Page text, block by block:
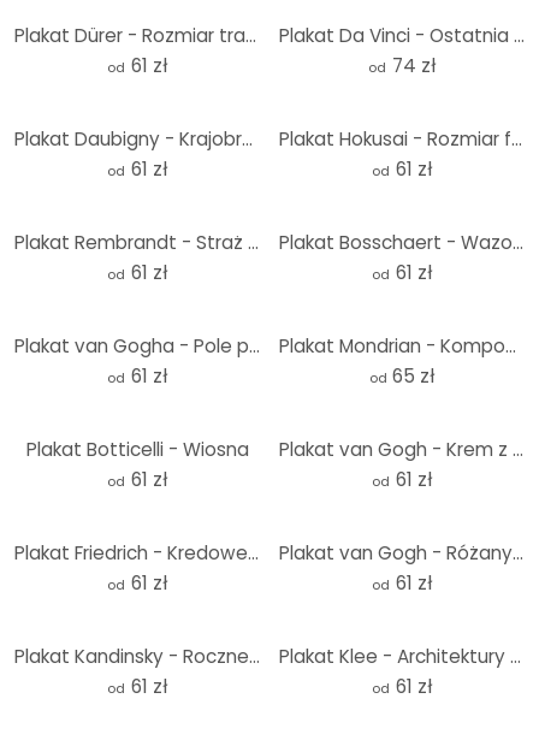
Plakat Dürer - Rozmiar trawy
od 61 zł
Plakat Da Vinci - Ostatnia Wieczerza - Panorama
od 74 zł
Plakat Daubigny - Krajobraz z promieniami słońca
od 61 zł
Plakat Hokusai - Rozmiar fali
od 61 zł
Plakat Rembrandt - Straż nocna
od 61 zł
Plakat Bosschaert - Wazon na kwiaty we wnęce okiennej
od 61 zł
Plakat van Gogha - Pole pszenicy z cyprysami
od 61 zł
Plakat Mondrian - Kompozycja z czerwonym, żółtym, niebieskim i czarnym - Kwadrat
od 65 zł
Plakat Botticelli - Wiosna
od 61 zł
Plakat van Gogh - Krem z kwiatem migdałowca
od 61 zł
Plakat Friedrich - Kredowe klify
od 61 zł
Plakat van Gogh - Różany kwiat migdałowca
od 61 zł
Plakat Kandinsky - Roczne wydanie dla Towarzystwa Kandinsky'ego
od 61 zł
Plakat Klee - Architektury przestrzenne
od 61 zł